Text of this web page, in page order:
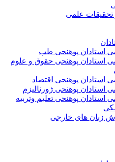
علمی
استادان پوهنحی طب
استادان پوهنحی حقوق و علوم
استادان پوهنحی اقتصاد
استادان پوهنحی ژورنالیزم
استادان پوهنحی تعلیم وتربیه
زبان های خارجی